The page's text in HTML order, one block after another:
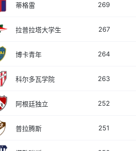
蒂格雷 269
拉普拉塔大学生 267
博卡青年 264
科尔多瓦学院 263
阿根廷独立 252
普拉腾斯 251